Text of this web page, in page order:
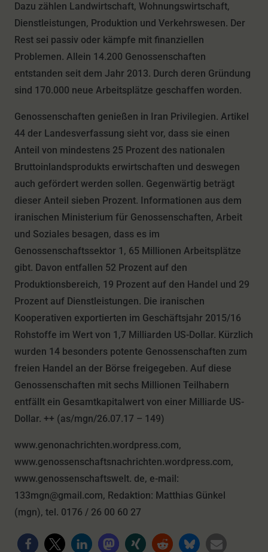
Dazu zählen Landwirtschaft, Wohnungswirtschaft,
Dienstleistungen, Produktion und Verkehrswesen. Der
Rest sei passiv oder kämpfe mit finanziellen
Problemen. Allein 14.200 Genossenschaften
entstanden seit dem Jahr 2013. Durch deren Gründung
sind 170.000 neue Arbeitsplätze geschaffen worden.
Genossenschaften genießen in Iran Privilegien. Artikel
44 der Landesverfassung sieht vor, dass sie einen
Anteil von mindestens 25 Prozent des nationalen
Bruttoinlandsprodukts erwirtschaften und deswegen
auch gefördert werden sollen. Gegenwärtig beträgt
dieser Anteil sieben Prozent. Informationen aus dem
iranischen Ministerium für Genossenschaften, Arbeit
und Soziales besagen, dass es im
Genossenschaftssektor 1, 65 Millionen Arbeitsplätze
gibt. Davon entfallen 52 Prozent auf den
Produktionsbereich, 19 Prozent auf den Handel und 29
Prozent auf Dienstleistungen. Die iranischen
Kooperativen exportierten im Geschäftsjahr 2015/16
Rohstoffe im Wert von 1,7 Milliarden US-Dollar. Kürzlich
wurden 14 besonders potente Genossenschaften zum
freien Handel an der Börse freigegeben. Auf diese
Genossenschaften mit sechs Millionen Teilhabern
entfällt ein Gesamtkapitalwert von einer Milliarde US-
Dollar. ++ (as/mgn/26.07.17 – 149)
www.genonachrichten.wordpress.com,
www.genossenschaftsnachrichten.wordpress.com,
www.genossenschaftswelt. de, e-mail:
133mgn@gmail.com, Redaktion: Matthias Günkel
(mgn), tel. 0176 / 26 00 60 27